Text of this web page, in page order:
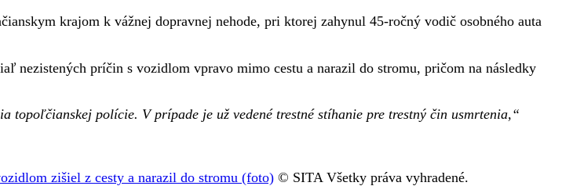
krajom k vážnej dopravnej nehode, pri ktorej zahynul 45-ročný vodič osobného auta
nezistených príčin s vozidlom vpravo mimo cestu a narazil do stromu, pričom na následky
topoľčianskej polície. V prípade je už vedené trestné stíhanie pre trestný čin usmrtenia,“
zišiel z cesty a narazil do stromu (foto) © SITA Všetky práva vyhradené.